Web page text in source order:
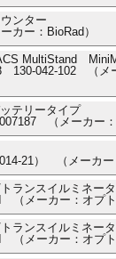
ンター
カー：BioRad）
MultiStand
130-042-102 （メ
テリータイプ
（メーカー：
21） （メーカー
ランスイルミネー
（メーカー：オプト
ランスイルミネー
（メーカー：オプト